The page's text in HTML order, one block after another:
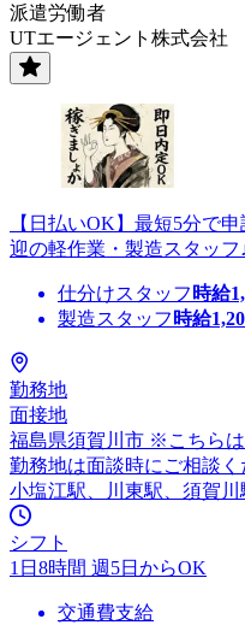
派遣労働者
UTエージェント株式会社
【日払いOK】最短5分で
迎の軽作業・製造スタッフ
仕分けスタッフ 時給
製造スタッフ 時給
勤務地
面接地
福島県須賀川市 ※こちら
勤務地は面談時にご相談く
小塩江駅、川東駅、須賀川
シフト
1日8時間 週5日からOK
交通費支給